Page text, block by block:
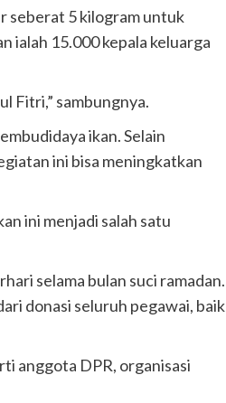
seberat 5 kilogram untuk
ialah 15.000 kepala keluarga
Fitri,” sambungnya.
ikan. Selain
ini bisa meningkatkan
ini menjadi salah satu
selama bulan suci ramadan.
donasi seluruh pegawai, baik
anggota DPR, organisasi